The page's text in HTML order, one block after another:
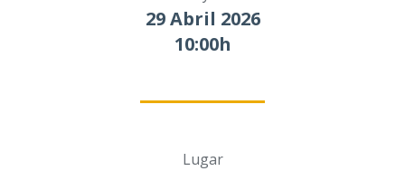
29 Abril 2026
10:00h
Lugar